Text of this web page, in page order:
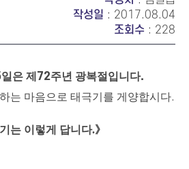
작성일 : 2017.08.04
조회수 : 228
일은 제 72주년 광복절입니다.
는 마음으로 태극기를 게양합시다.
는 이렇게 답니다.》